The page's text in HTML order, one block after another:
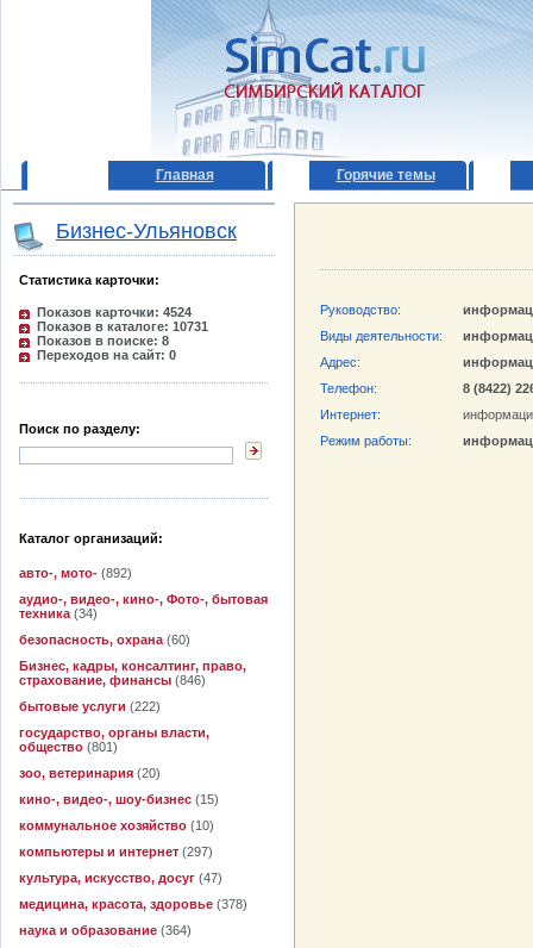
Главная Горячие темы
Бизнес-Ульяновск
Статистика карточки:
Показов карточки: 4524
Показов в каталоге: 10731
Показов в поиске: 8
Переходов на сайт: 0
Поиск по разделу:
Каталог организаций:
авто-, мото- (892)
аудио-, видео-, кино-, Фото-, бытовая
техника (34)
безопасность, охрана (60)
Бизнес, кадры, консалтинг, право,
страхование, финансы (846)
бытовые услуги (222)
государство, органы власти,
общество (801)
зоо, ветеринария (20)
кино-, видео-, шоу-бизнес (15)
коммунальное хозяйство (10)
компьютеры и интернет (297)
культура, искусство, досуг (47)
медицина, красота, здоровье (378)
наука и образование (364)
Руководство:
Виды деятельности:
Адрес:
Телефон:
8 (8422)
Интернет:
Режим работы: